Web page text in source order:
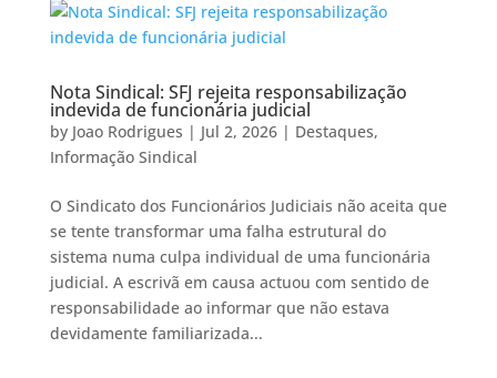
Nota Sindical: SFJ rejeita responsabilização
indevida de funcionária judicial
by Joao Rodrigues | Jul 2, 2026| Destaques,
Informação Sindical
O Sindicato dos Funcionários Judiciais não aceita que
se tente transformar uma falha estrutural do
sistema numa culpa individual de uma funcionária
judicial. A escrivã em causa actuou com sentido de
responsabilidade ao informar que não estava
devidamente familiarizada...